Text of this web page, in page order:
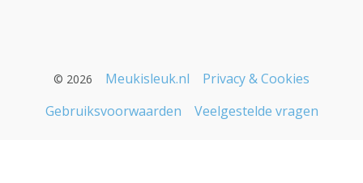
© 2026 Meukisleuk.nl
Privacy & Cookies
Gebruiksvoorwaarden
Veelgestelde vragen